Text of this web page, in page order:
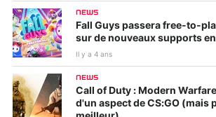
NEWS
Fall Guys passera free-to-
sur de nouveaux supports
Il y a 4 ans
NEWS
Call of Duty : Modern
d'un aspect de CS:GO (mais